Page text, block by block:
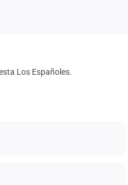
Los Españoles.